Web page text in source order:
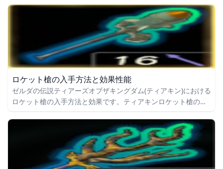
両手剣の効果や攻撃力についても掲載しています。
ロケット槍の入手方法と効果性能
ゼルダの伝説ティアーズオブザキングダム(ティアキン)における
ロケット槍の入手方法と効果です。ティアキンロケット槍の入